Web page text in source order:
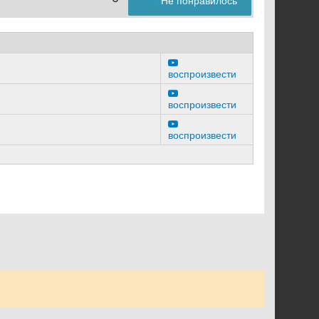
воспроизвести
воспроизвести
воспроизвести